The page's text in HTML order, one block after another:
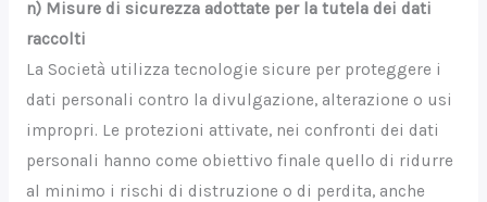
n) Misure di sicurezza adottate per la tutela dei dati
raccolti
La Società utilizza tecnologie sicure per proteggere i
dati personali contro la divulgazione, alterazione o usi
impropri. Le protezioni attivate, nei confronti dei dati
personali hanno come obiettivo finale quello di ridurre
al minimo i rischi di distruzione o di perdita, anche